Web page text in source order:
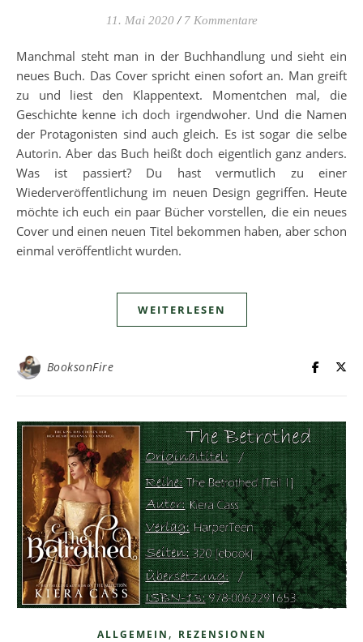
11. Mai 2020 / 7 Kommentare
Manchmal steht man in der Buchhandlung und sieht ein
neues Buch. Das Cover spricht einen sofort an. Man greift
zu und liest den Klappentext. Momentchen mal, die
Geschichte kenne ich doch irgendwoher. Und die Namen
der Protagonisten sind auch gleich. Es ist sogar die selbe
Autorin. Aber das Buch heißt doch eigentlich ganz anders.
Was ist passiert? Du hast vermutlich zu einer
Wiederveröffentlichung im neuen Design gegriffen. Heute
möchte ich euch ein paar Bücher vorstellen, die ein neues
Cover und einen neuen Titel bekommen haben, aber schon
einmal veröffentlicht wurden.
WEITERLESEN
BooksonFire
ALLGEMEIN , REZENSIONEN